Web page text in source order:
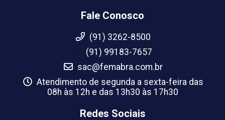
Fale Conosco
(91) 3262-8500
(91) 99183-7657
sac@femabra.com.br
Atendimento de segunda a sexta-feira das
08h às 12h e das 13h30 às 17h30
Redes Sociais